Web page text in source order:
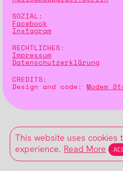
SOZIAL:
Facebook
Instagram
RECHTLICHES:
Impressum
Datenschutzerklärung
CREDITS:
Design and code: Modem
This website uses cookies
experience. Read More